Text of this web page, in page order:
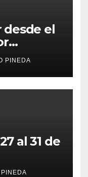
desde el
PINEDA
al 31 de
PINEDA